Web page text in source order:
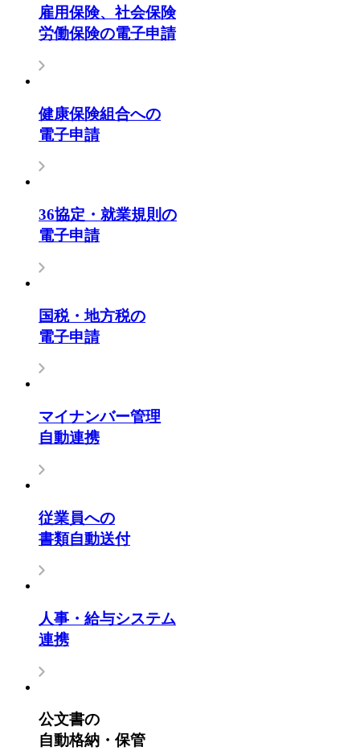
雇用保険、社会保険
労働保険の電子申請
健康保険組合への
電子申請
36協定・就業規則の
電子申請
国税・地方税の
電子申請
マイナンバー管理
自動連携
従業員への
書類自動送付
人事・給与システム
連携
公文書の
自動格納・保管